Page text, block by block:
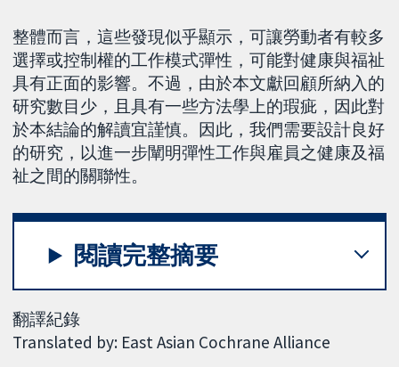
整體而言，這些發現似乎顯示，可讓勞動者有較多
選擇或控制權的工作模式彈性，可能對健康與福祉
具有正面的影響。不過，由於本文獻回顧所納入的
研究數目少，且具有一些方法學上的瑕疵，因此對
於本結論的解讀宜謹慎。因此，我們需要設計良好
的研究，以進一步闡明彈性工作與雇員之健康及福
祉之間的關聯性。
閱讀完整摘要
翻譯紀錄
Translated by: East Asian Cochrane Alliance